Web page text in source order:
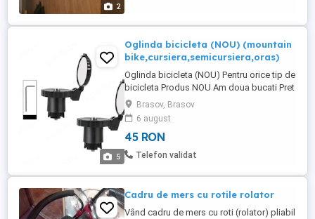
2
5
Oglinda bicicleta (NOU) (mountain
bike,cursiera,semicursiera,oras)
Oglinda bicicleta (NOU) Pentru orice tip de
bicicleta Produs NOU Am doua bucati Pret
45 lei bucata
Brasov, Brasov
6 august
45 RON
Telefon validat
Cadru de mers cu rotile rolator
Vând cadru de mers cu roti (rolator) pliabil